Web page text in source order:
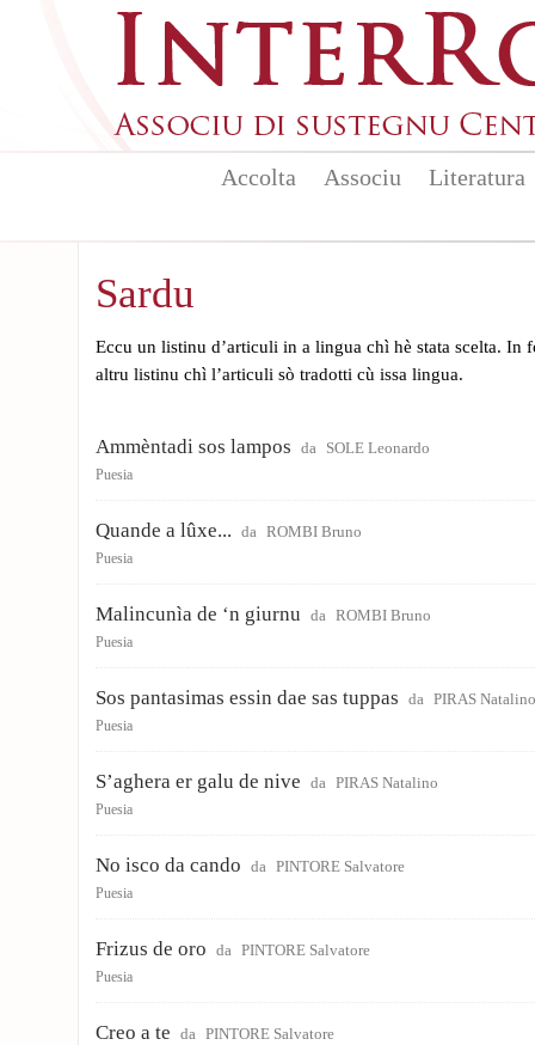
Accolta Associu Literatura
Sardu
Eccu un listinu d’articuli in a lingua chì hè stata scelta. In
altru listinu chì l’articuli sò tradotti cù issa lingua.
Ammèntadi sos lampos da SOLE Leonardo
Puesia
Quande a lûxe... da ROMBI Bruno
Puesia
Malincunìa de ‘n giurnu da ROMBI Bruno
Puesia
Sos pantasimas essin dae sas tuppas da PIRAS Natalino
Puesia
S’aghera er galu de nive da PIRAS Natalino
Puesia
No isco da cando da PINTORE Salvatore
Puesia
Frizus de oro da PINTORE Salvatore
Puesia
Creo a te da PINTORE Salvatore